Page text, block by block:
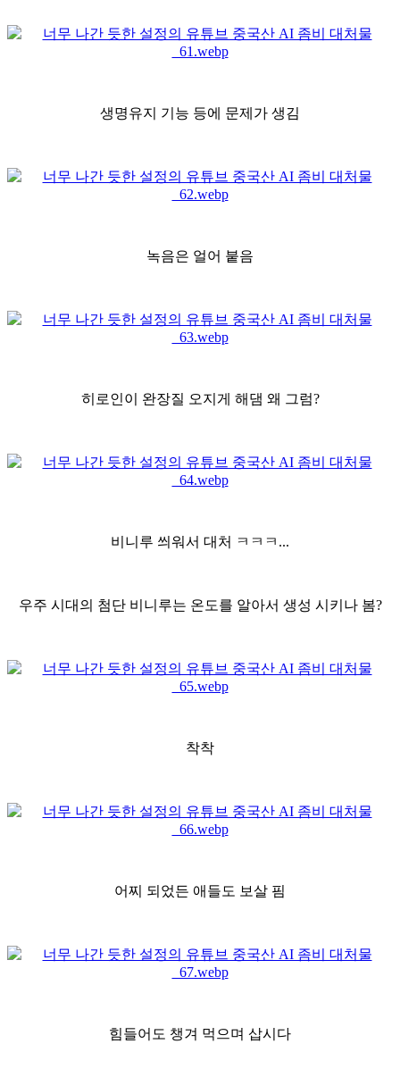
생명유지 기능 등에 문제가 생김
녹음은 얼어 붙음
히로인이 완장질 오지게 해댐 왜 그럼?
비니루 씌워서 대처 ㅋㅋㅋ...
우주 시대의 첨단 비니루는 온도를 알아서 생성 시키나 봄?
착착
어찌 되었든 애들도 보살 핌
힘들어도 챙겨 먹으며 삽시다